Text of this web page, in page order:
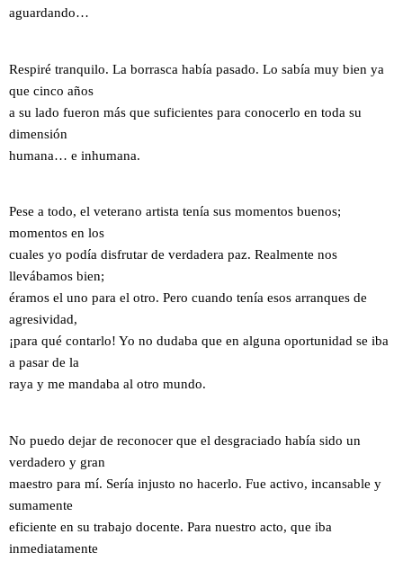
aguardando…
Respiré tranquilo. La borrasca había pasado. Lo sabía muy bien ya
que cinco años
a su lado fueron más que suficientes para conocerlo en toda su
dimensión
humana… e inhumana.
Pese a todo, el veterano artista tenía sus momentos buenos;
momentos en los
cuales yo podía disfrutar de verdadera paz. Realmente nos
llevábamos bien;
éramos el uno para el otro. Pero cuando tenía esos arranques de
agresividad,
¡para qué contarlo! Yo no dudaba que en alguna oportunidad se iba
a pasar de la
raya y me mandaba al otro mundo.
No puedo dejar de reconocer que el desgraciado había sido un
verdadero y gran
maestro para mí. Sería injusto no hacerlo. Fue activo, incansable y
sumamente
eficiente en su trabajo docente. Para nuestro acto, que iba
inmediatamente